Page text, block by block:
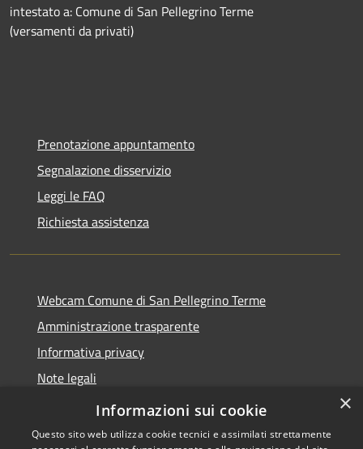
intestato a: Comune di San Pellegrino Terme
(versamenti da privati)
Prenotazione appuntamento
Segnalazione disservizio
Leggi le FAQ
Richiesta assistenza
Webcam Comune di San Pellegrino Terme
Amministrazione trasparente
Informativa privacy
Note legali
Dichiarazione di accessibilità
×
Informazioni sui cookie
Questo sito web utilizza cookie tecnici e assimilati strettamente